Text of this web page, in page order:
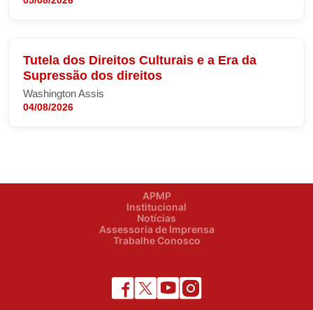
Tutela dos Direitos Culturais e a Era da
Supressão dos direitos
Washington Assis
04/08/2026
APMP
Institucional
Notícias
Assessoria de Imprensa
Trabalhe Conosco